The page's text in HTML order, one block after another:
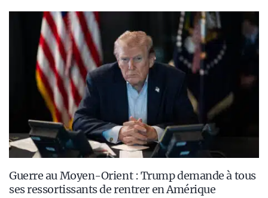
Guerre au Moyen-Orient : Trump demande à tous
ses ressortissants de rentrer en Amérique